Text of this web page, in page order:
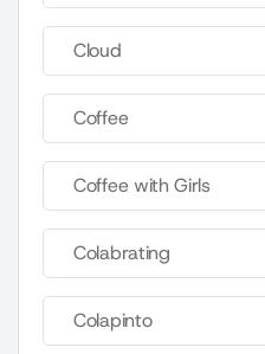
Cloud
Coffee
Coffee with Girls
Colabrating
Colapinto